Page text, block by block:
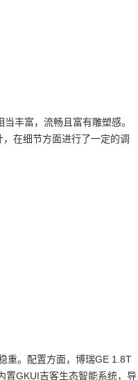
丰富，流畅且富有雕塑感。
在细节方面进行了一定的调
重。配置方面，博瑞GE 1.8T
置GKUI吉客生态智能系统，导